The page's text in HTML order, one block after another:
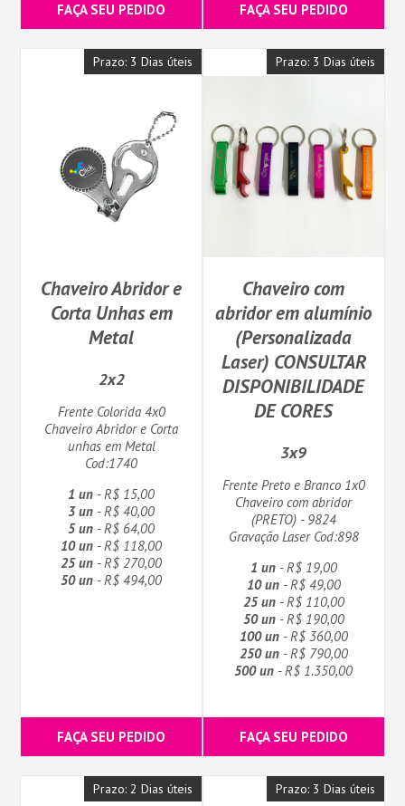
FAÇA SEU PEDIDO FAÇA SEU PEDIDO
Prazo: 3 Dias úteis
Chaveiro Abridor e
Corta Unhas em
Metal
2x2
Frente Colorida 4x0
Chaveiro Abridor e Corta
unhas em Metal
Cod:1740
1 un - R$ 15,00
3 un - R$ 40,00
5 un - R$ 64,00
10 un - R$ 118,00
25 un - R$ 270,00
50 un - R$ 494,00
FAÇA SEU PEDIDO
Prazo: 3 Dias úteis
Chaveiro com
abridor em alumínio
(Personalizada
Laser) CONSULTAR
DISPONIBILIDADE
DE CORES
3x9
Frente Preto e Branco 1x0
Chaveiro com abridor
(PRETO) - 9824
Gravação Laser Cod:898
1 un- R$ 19,00
10 un- R$ 49,00
25 un- R$ 110,00
50 un- R$ 190,00
100 un- R$ 360,00
250 un- R$ 790,00
500 un - R$ 1.350,00
FAÇA SEU PEDIDO
Prazo: 2 Dias úteis Prazo: 3 Dias úteis